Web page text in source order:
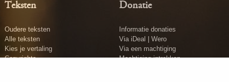
Teksten
Oudere teksten
Alle teksten
Kies je vertaling
Copyrights
Donatie
Informatie donaties
Via iDeal | Wero
Via een machtiging
Machtiging intrekken